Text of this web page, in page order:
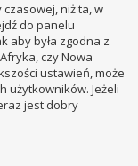
niż ta, w
do panelu
aby była zgodna z
czy Nowa
ustawień, może
użytkowników. Jeżeli
jest dobry